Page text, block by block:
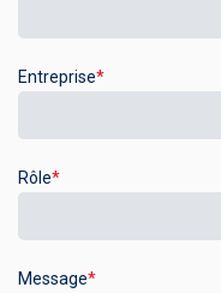
Entreprise*
Rôle*
Message*